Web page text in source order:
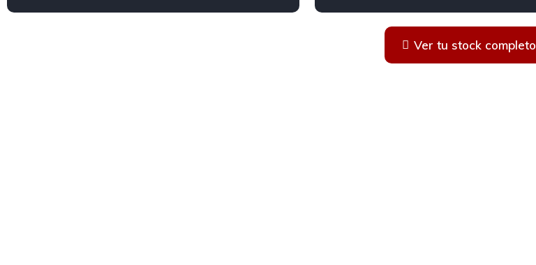
Ver tu stock completo